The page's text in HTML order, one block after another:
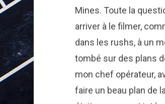
Mines. Toute la
arriver à le filmer,
dans les rushs, à un
tombé sur des plans
mon chef opérateur,
faire un beau plan de